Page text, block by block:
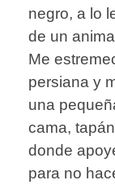
negro, a lo
de un
Me
persiana y
una
cama,
donde
para no